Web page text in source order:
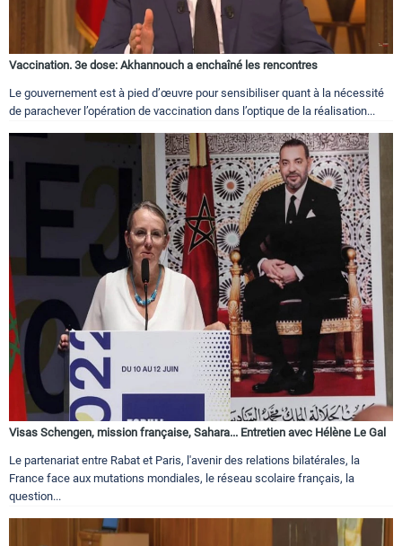
Vaccination. 3e dose: Akhannouch a enchaîné les rencontres
Le gouvernement est à pied d’œuvre pour sensibiliser quant à la nécessité
de parachever l’opération de vaccination dans l’optique de la réalisation...
Visas Schengen, mission française, Sahara... Entretien avec Hélène Le Gal
Le partenariat entre Rabat et Paris, l'avenir des relations bilatérales, la
France face aux mutations mondiales, le réseau scolaire français, la
question...